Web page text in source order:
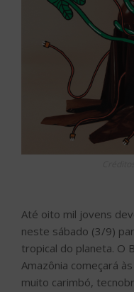
Até oito mil jovens
neste sábado (3/9)
tropical do planeta. O
Amazônia começará
muito carimbó,